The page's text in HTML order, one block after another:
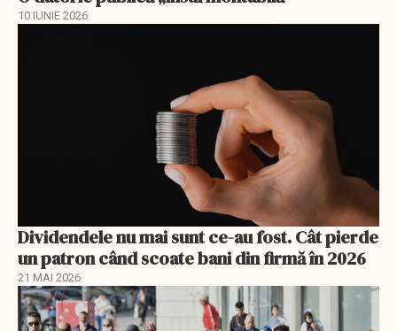
10 IUNIE 2026
Dividendele nu mai sunt ce-au fost. Cât pierde
un patron când scoate bani din firmă în 2026
21 MAI 2026